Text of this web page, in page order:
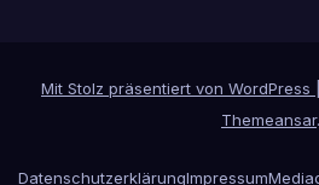
Mit Stolz präsentiert von WordPress
Themeansar.
DatenschutzerklärungImpressum